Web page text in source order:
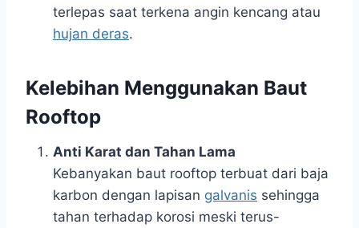
terlepas saat terkena angin kencang atau
hujan deras.
Kelebihan Menggunakan Baut
Rooftop
Anti Karat dan Tahan Lama
Kebanyakan baut rooftop terbuat dari baja
karbon dengan lapisan galvanis sehingga
tahan terhadap korosi meski terus-